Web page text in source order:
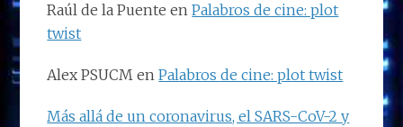
Raúl de la Puente enPalabros de cine: plot
twist
Alex PSUCM enPalabros de cine: plot twist
Más allá de un coronavirus, el SARS-CoV-2 y